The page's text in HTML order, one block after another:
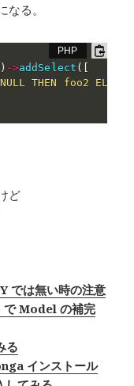
る。
) ->addSelect (
THEN foo2
ど
では無い時の注意
Model の補完
る
インストール